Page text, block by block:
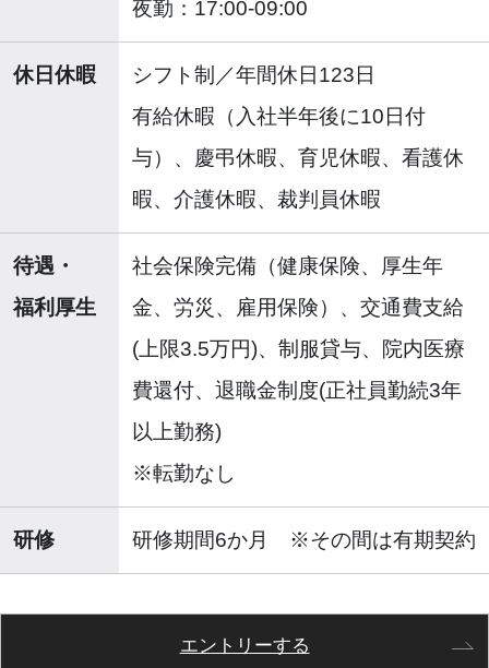
夜勤：17:00-09:00
休日休暇
シフト制／年間休日123日
有給休暇（入社半年後に10日付
与）、慶弔休暇、育児休暇、看護休
暇、介護休暇、裁判員休暇
待遇・
福利厚生
社会保険完備（健康保険、厚生年
金、労災、雇用保険）、交通費支給
(上限3.5万円)、制服貸与、院内医療
費還付、退職金制度(正社員勤続3年
以上勤務)
※転勤なし
研修 研修期間6か月 ※その間は有期契約
エントリーする